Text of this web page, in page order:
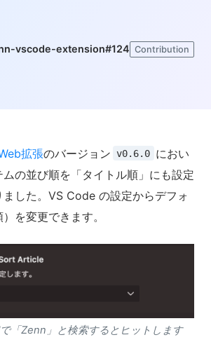
vscode-extension#124 Contribution
拡張のバージョン v0.6.0 におい
の並び順を「タイトル順」にも設定
した。VS Code の設定からデフォ
を変更できます。
「Zenn」と検索するとヒットします